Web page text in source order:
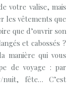
votre valise, mais
les vêtements que
que d’ouvrir son
et cabossés ?
manière qui vous
de voyage : par
nuit, fête… C’est